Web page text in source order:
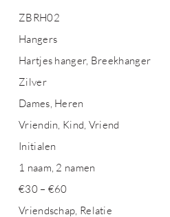
ZBRH02
Hangers
Hartjes hanger, Breekhanger
Zilver
Dames, Heren
Vriendin, Kind, Vriend
Initialen
1 naam, 2 namen
€30 – €60
Vriendschap, Relatie